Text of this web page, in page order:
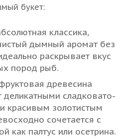
букет:
классика,
дымный аромат без
раскрывает вкус
пород рыб.
древесина
деликатными сладковато-
красивым золотистым
сочетается с
как палтус или осетрина.